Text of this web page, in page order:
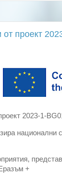
от проект
2023-1-
+